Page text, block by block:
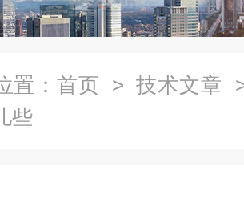
置： 首页 > 技术文章
些